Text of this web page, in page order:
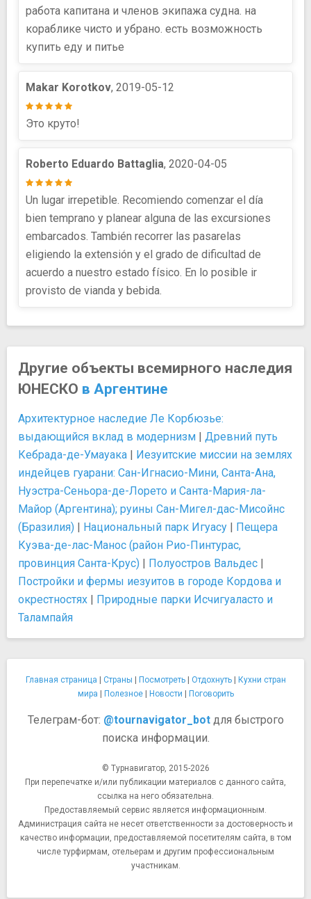
работа капитана и членов экипажа судна. на
кораблике чисто и убрано. есть возможность
купить еду и питье
Makar Korotkov, 2019-05-12
Это круто!
Roberto Eduardo Battaglia, 2020-04-05
Un lugar irrepetible. Recomiendo comenzar el día
bien temprano y planear alguna de las excursiones
embarcados. También recorrer las pasarelas
eligiendo la extensión y el grado de dificultad de
acuerdo a nuestro estado físico. En lo posible ir
provisto de vianda y bebida.
Другие объекты всемирного наследия
ЮНЕСКО в Аргентине
Архитектурное наследие Ле Корбюзье:
выдающийся вклад в модернизм | Древний путь
Кебрада-де-Умауака | Иезуитские миссии на землях
индейцев гуарани: Сан-Игнасио-Мини, Санта-Ана,
Нуэстра-Сеньора-де-Лорето и Санта-Мария-ла-
Майор (Аргентина); руины Сан-Мигел-дас-Мисойнс
(Бразилия) | Национальный парк Игуасу | Пещера
Куэва-де-лас-Манос (район Рио-Пинтурас,
провинция Санта-Крус) | Полуостров Вальдес |
Постройки и фермы иезуитов в городе Кордова и
окрестностях | Природные парки Исчигуаласто и
Талампайя
Главная страница | Страны | Посмотреть| Отдохнуть| Кухни стран
мира | Полезное| Новости | Поговорить
Телеграм-бот: @tournavigator_botдля быстрого
поиска информации.
© Турнавигатор, 2015-2026
При перепечатке и/или публикации материалов с данного сайта,
ссылка на него обязательна.
Предоставляемый сервис является информационным.
Администрация сайта не несет ответственности за достоверность и
качество информации, предоставляемой посетителям сайта, в том
числе турфирмам, отельерам и другим профессиональным
участникам.